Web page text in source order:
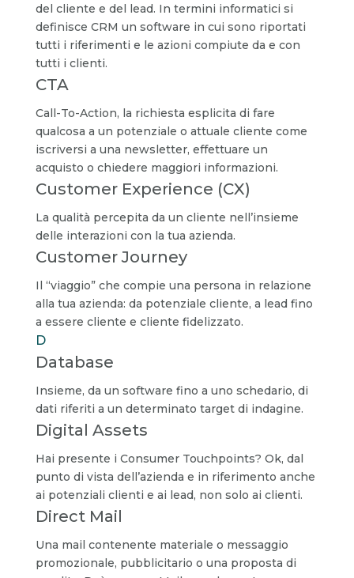
del cliente e del lead. In termini informatici si
definisce CRM un software in cui sono riportati
tutti i riferimenti e le azioni compiute da e con
tutti i clienti.
CTA
Call-To-Action, la richiesta esplicita di fare
qualcosa a un potenziale o attuale cliente come
iscriversi a una newsletter, effettuare un
acquisto o chiedere maggiori informazioni.
Customer Experience (CX)
La qualità percepita da un cliente nell’insieme
delle interazioni con la tua azienda.
Customer Journey
Il “viaggio” che compie una persona in relazione
alla tua azienda: da potenziale cliente, a lead fino
a essere cliente e cliente fidelizzato.
D
Database
Insieme, da un software fino a uno schedario, di
dati riferiti a un determinato target di indagine.
Digital Assets
Hai presente i Consumer Touchpoints? Ok, dal
punto di vista dell’azienda e in riferimento anche
ai potenziali clienti e ai lead, non solo ai clienti.
Direct Mail
Una mail contenente materiale o messaggio
promozionale, pubblicitario o una proposta di